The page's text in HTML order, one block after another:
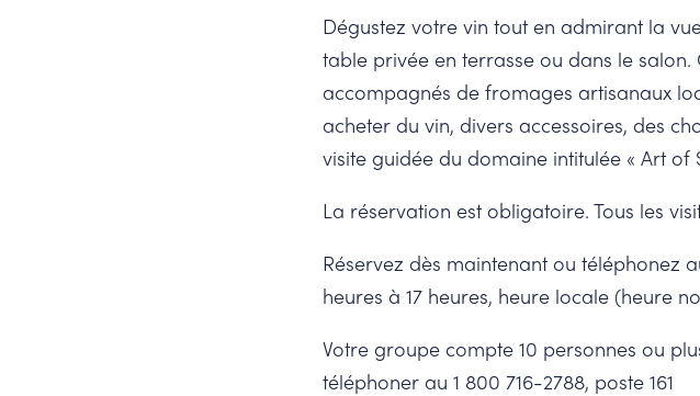
Dégustez votre vin tout en admirant la
table privée en terrasse ou dans le
accompagnés de fromages artisanaux
acheter du vin, divers accessoires, des
visite guidée du domaine intitulée « Art of
La réservation est obligatoire. Tous les
Réservez dès maintenant ou téléphonez
heures à 17 heures, heure locale (heure
Votre groupe compte 10 personnes ou
téléphoner au 1 800 716-2788, poste 161